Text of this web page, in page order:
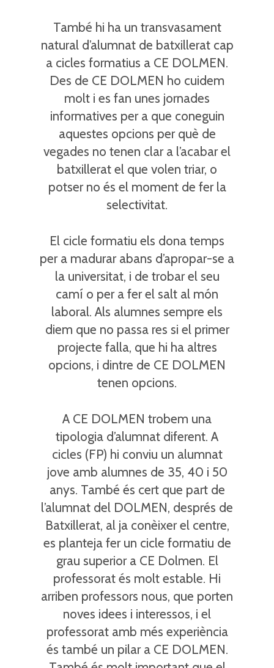
També hi ha un transvasament
natural d’alumnat de batxillerat cap
a cicles formatius a CE DOLMEN.
Des de CE DOLMEN ho cuidem
molt i es fan unes jornades
informatives per a que coneguin
aquestes opcions per què de
vegades no tenen clar a l’acabar el
batxillerat el que volen triar, o
potser no és el moment de fer la
selectivitat.
El cicle formatiu els dona temps
per a madurar abans d’apropar-se a
la universitat, i de trobar el seu
camí o per a fer el salt al món
laboral. Als alumnes sempre els
diem que no passa res si el primer
projecte falla, que hi ha altres
opcions, i dintre de CE DOLMEN
tenen opcions.
A CE DOLMEN trobem una
tipologia d’alumnat diferent. A
cicles (FP) hi conviu un alumnat
jove amb alumnes de 35, 40 i 50
anys. També és cert que part de
l’alumnat del DOLMEN, després de
Batxillerat, al ja conèixer el centre,
es planteja fer un cicle formatiu de
grau superior a CE Dolmen. El
professorat és molt estable. Hi
arriben professors nous, que porten
noves idees i interessos, i el
professorat amb més experiència
és també un pilar a CE DOLMEN.